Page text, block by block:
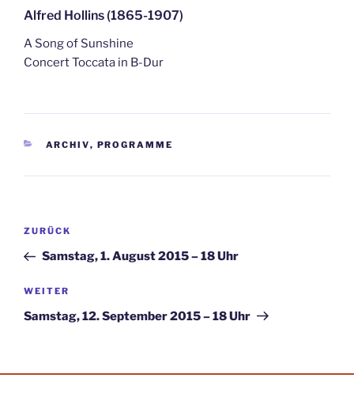
Alfred Hollins (1865-1907)
A Song of Sunshine
Concert Toccata in B-Dur
KATEGORIEN
ARCHIV, PROGRAMME
Beitragsnavigation
Vorheriger
Beitrag
ZURÜCK
Samstag, 1. August 2015 – 18 Uhr
Nächster
Beitrag
WEITER
Samstag, 12. September 2015 – 18 Uhr